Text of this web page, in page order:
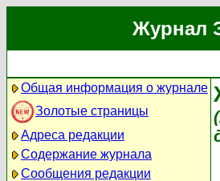
Журнал
Общая информация о журнале
Золотые страницы
Адреса редакции
Содержание журнала
Сообщения редакции